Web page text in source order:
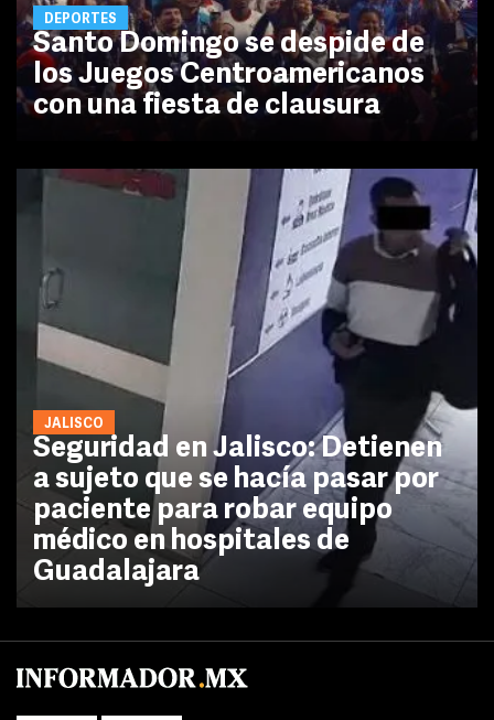
DEPORTES
Santo Domingo se despide de
los Juegos Centroamericanos
con una fiesta de clausura
JALISCO
Seguridad en Jalisco: Detienen
a sujeto que se hacía pasar por
paciente para robar equipo
médico en hospitales de
Guadalajara